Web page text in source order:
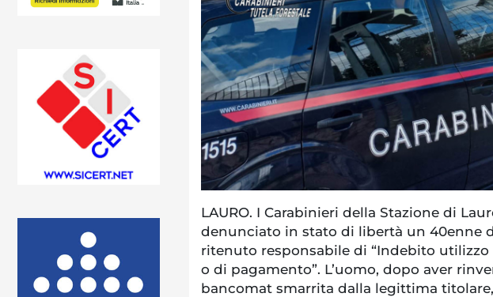
LAURO. I Carabinieri della Stazione di
denunciato in stato di libertà un 40enne
ritenuto responsabile di “Indebito
o di pagamento”. L’uomo, dopo aver
bancomat smarrita dalla legittima titolare,